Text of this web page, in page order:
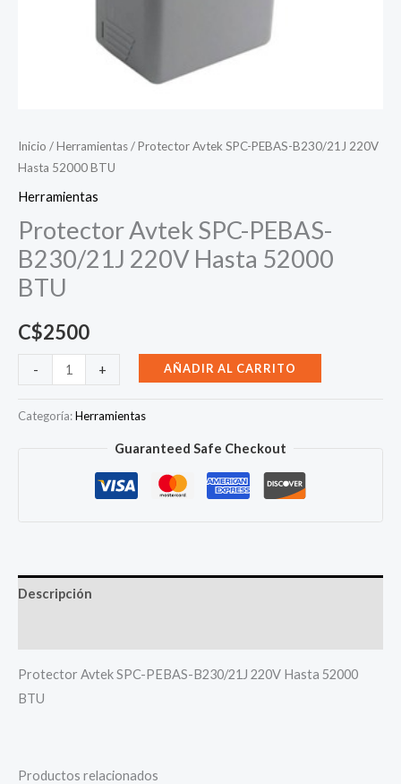
Inicio /Herramientas/ Protector Avtek SPC-PEBAS-B230/21J 220V
Hasta 52000 BTU
Herramientas
Protector Avtek SPC-PEBAS-
B230/21J 220V Hasta 52000
BTU
C$2500
-
Protector
SPC-
cantidad
+ AÑADIR AL CARRITO
Categoría:Herramientas
Guaranteed Safe Checkout
Descripción
Protector Avtek SPC-PEBAS-B230/21J 220V Hasta 52000
BTU
Productos relacionados